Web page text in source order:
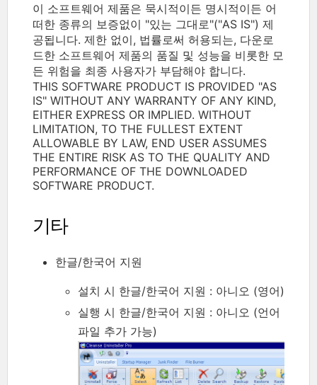
이 소프트웨어 제품은 묵시적이든 명시적이든 어
떠한 종류의 보증없이 "있는 그대로"("AS IS") 제
공됩니다. 제한 없이, 법률로써 허용되는, 다운로
드한 소프트웨어 제품의 품질 및 성능을 비롯한 모
든 위험을 최종 사용자가 부담해야 합니다.
THIS SOFTWARE PRODUCT IS PROVIDED "AS
IS" WITHOUT ANY WARRANTY OF ANY KIND,
EITHER EXPRESS OR IMPLIED. WITHOUT
LIMITATION, TO THE FULLEST EXTENT
ALLOWABLE BY LAW, END USER ASSUMES
THE ENTIRE RISK AS TO THE QUALITY AND
PERFORMANCE OF THE DOWNLOADED
SOFTWARE PRODUCT.
기타
한글/한국어 지원
설치 시 한글/한국어 지원 : 아니오 (영어)
실행 시 한글/한국어 지원 : 아니오 (언어
파일 추가 가능)